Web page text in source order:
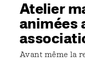
Atelier
animées
Avant même la